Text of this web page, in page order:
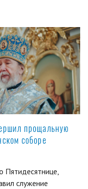
прощальную
соборе
Пятидесятнице,
служение